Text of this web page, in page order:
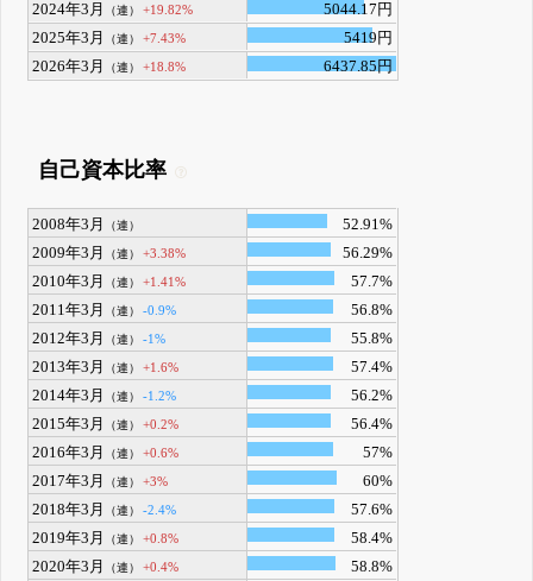
2024年3月
（連） +19.82%
5044.17円
2025年3月
（連） +7.43%
5419円
2026年3月
（連） +18.8% 6437.85円
自己資本比率
2008年3月 （連）
52.91%
2009年3月
（連） +3.38%
56.29%
2010年3月
（連） +1.41%
57.7%
2011年3月
（連） -0.9%
56.8%
2012年3月
（連） -1%
55.8%
2013年3月
（連） +1.6%
57.4%
2014年3月
（連） -1.2%
56.2%
2015年3月
（連） +0.2%
56.4%
2016年3月
（連） +0.6%
57%
2017年3月
（連） +3%
60%
2018年3月
（連） -2.4%
57.6%
2019年3月
（連） +0.8%
58.4%
2020年3月
（連） +0.4%
58.8%